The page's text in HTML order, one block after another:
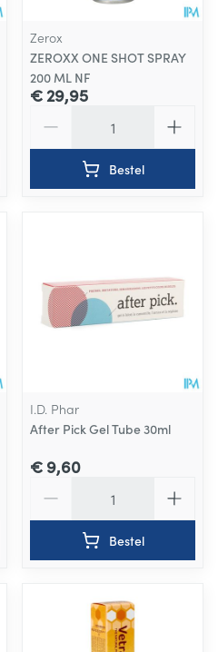
Zerox
ZEROXX ONE SHOT SPRAY
200 ML NF
€ 29,95
Bestel
I.D. Phar
After Pick Gel Tube 30ml
€ 9,60
Bestel